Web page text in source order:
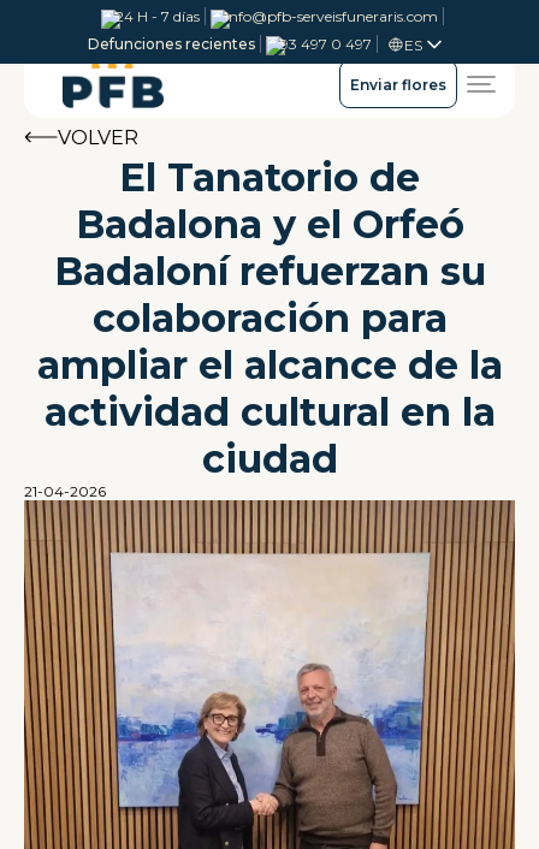
24 H - 7 días
info@pfb-serveisfuneraris.com
Defunciones recientes
93 497 0 497 ES
Enviar flores
VOLVER
El Tanatorio de
Badalona y el Orfeó
Badaloní refuerzan su
colaboración para
ampliar el alcance de la
actividad cultural en la
ciudad
21-04-2026